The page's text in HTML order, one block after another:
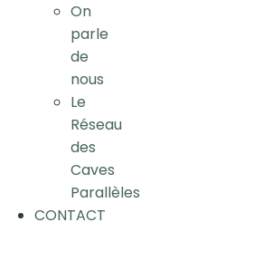
On
parle
de
nous
Le
Réseau
des
Caves
Parallèles
CONTACT